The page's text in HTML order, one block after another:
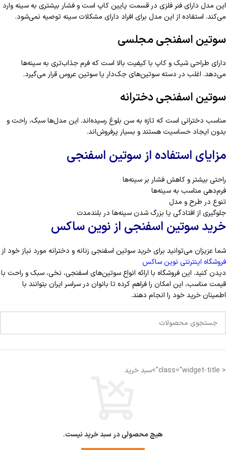
این مدل دارای فنر فلزی در قسمت پایین کاپ است و فشار بیشتری به سینه وارد
می‌کند. استفاده از این مدل برای افراد دارای مشکلات سینه توصیه نمی‌شود.
سوتین اسفنجی مجلسی
دارای طراحی شیک و کاپ با کیفیت بالا است که فرم جذاب‌تری به سینه‌ها
می‌دهد. اغلب در دسته سوتین‌های جک‌دار یا سوتین عروس قرار می‌گیرد.
سوتین اسفنجی دخترانه
مناسب دخترانی است که تازه به سن بلوغ رسیده‌اند. این مدل‌ها سبک، راحت و
بدون ایجاد حساسیت هستند و بسیار پرفروش‌اند.
مزایای استفاده از سوتین اسفنجی
راحتی بیشتر و کاهش فشار بر سینه‌ها
فرم‌دهی مناسب به سینه‌ها
تنوع در طرح و مدل
جلوگیری از افتادگی یا بزرگ شدن سینه‌ها در بلندمدت
خرید سوتین اسفنجی از نوین ساکس
شما عزیزان می‌توانید برای خرید سوتین اسفنجی زنانه و دخترانه مورد نیاز خود از
فروشگاه اینترنتی نوین ساکس
دیدن کنید. این فروشگاه با ارائه انواع سوتین‌های اسفنجی، نخی، سبک و راحت با
قیمت مناسب، این امکان را فراهم کرده تا بانوان در سراسر ایران بتوانند با
اطمینان خرید خود را انجام دهند.
< class="widget-title">سبد خرید
هیچ محصولی در سبد خرید نیست.